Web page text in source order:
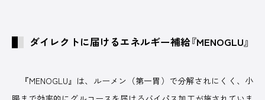
ダイレクトに届けるエネルギー補給『MENOGLU』
『MENOGLU』は、ルーメン（第一胃）で分解されにくく、小